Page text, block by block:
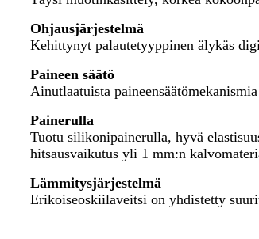
Ohjausjärjestelmä
Kehittynyt palautetyyppinen älykäs
Paineen säätö
Ainutlaatuista
Painerulla
Tuotu silikonipainerulla, hyvä
hitsausvaikutus yli 1 mm:n
Lämmitysjärjestelmä
Erikoiseoskiilaveitsi on yhdistetty